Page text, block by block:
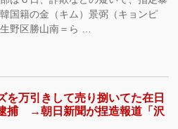
国籍の金（キム）景弼（キョンピ
野区勝山南＝ら …
を万引きして売り捌いてた在日
捕 →朝日新聞が捏造報道「沢